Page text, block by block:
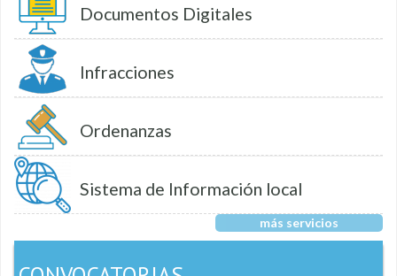
Documentos Digitales
Infracciones
Ordenanzas
Sistema de Información local
más servicios